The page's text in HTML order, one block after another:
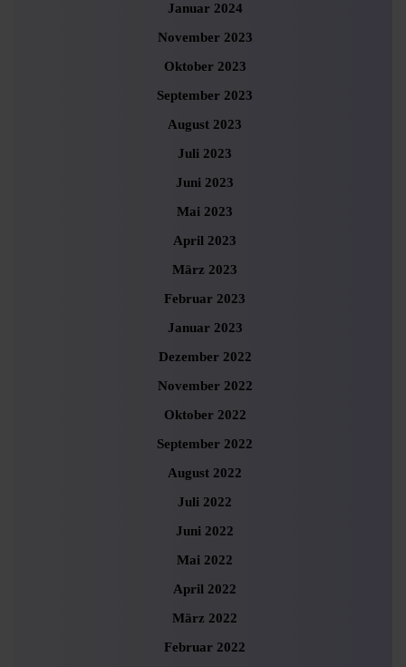
Januar 2024
November 2023
Oktober 2023
September 2023
August 2023
Juli 2023
Juni 2023
Mai 2023
April 2023
März 2023
Februar 2023
Januar 2023
Dezember 2022
November 2022
Oktober 2022
September 2022
August 2022
Juli 2022
Juni 2022
Mai 2022
April 2022
März 2022
Februar 2022